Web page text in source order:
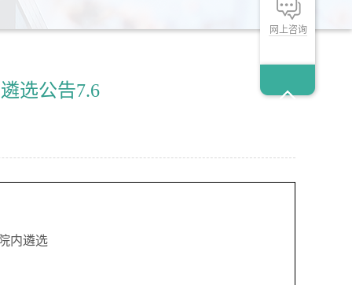
网上咨询
选公告7.6
内遴选